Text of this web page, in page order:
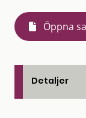
Öppna
Detaljer